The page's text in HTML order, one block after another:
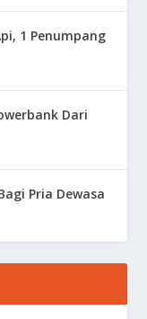
1 Penumpang
Dari
Pria Dewasa